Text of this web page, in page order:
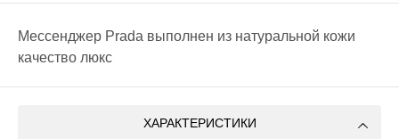
Мессенджер Prada выполнен из натуральной кожи
качество люкс
ХАРАКТЕРИСТИКИ